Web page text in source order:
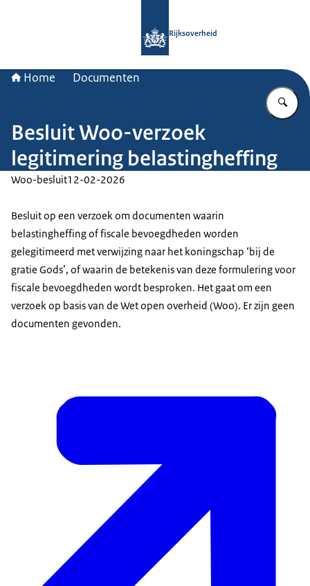
Rijksoverheid
Home Documenten
Besluit Woo-verzoek
legitimering belastingheffing
Woo-besluit12-02-2026
Besluit op een verzoek om documenten waarin
belastingheffing of fiscale bevoegdheden worden
gelegitimeerd met verwijzing naar het koningschap ‘bij de
gratie Gods’, of waarin de betekenis van deze formulering voor
fiscale bevoegdheden wordt besproken. Het gaat om een
verzoek op basis van de Wet open overheid (Woo). Er zijn geen
documenten gevonden.